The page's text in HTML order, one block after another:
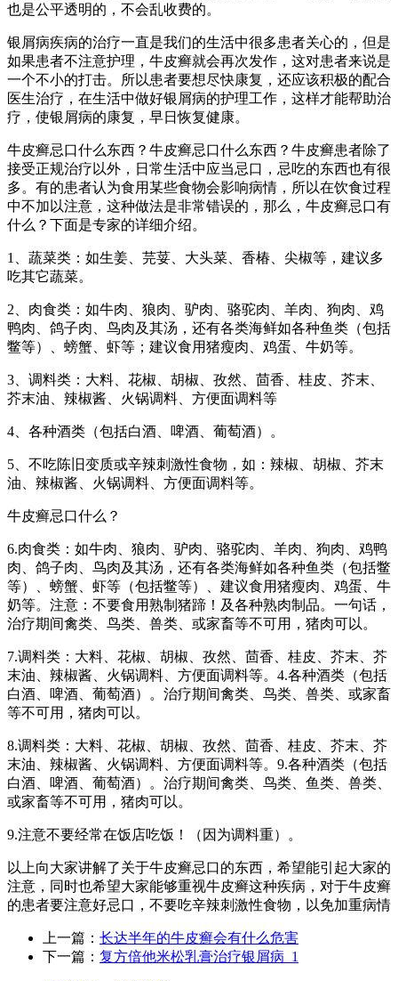
也是公平透明的，不会乱收费的。
银屑病疾病的治疗一直是我们的生活中很多患者关心的，但是
如果患者不注意护理，牛皮癣就会再次发作，这对患者来说是
一个不小的打击。所以患者要想尽快康复，还应该积极的配合
医生治疗，在生活中做好银屑病的护理工作，这样才能帮助治
疗，使银屑病的康复，早日恢复健康。
牛皮癣忌口什么东西？牛皮癣忌口什么东西？牛皮癣患者除了
接受正规治疗以外，日常生活中应当忌口，忌吃的东西也有很
多。有的患者认为食用某些食物会影响病情，所以在饮食过程
中不加以注意，这种做法是非常错误的，那么，牛皮癣忌口有
什么？下面是专家的详细介绍。
1、蔬菜类：如生姜、芫荽、大头菜、香椿、尖椒等，建议多
吃其它蔬菜。
2、肉食类：如牛肉、狼肉、驴肉、骆驼肉、羊肉、狗肉、鸡
鸭肉、鸽子肉、鸟肉及其汤，还有各类海鲜如各种鱼类（包括
鳖等）、螃蟹、虾等；建议食用猪瘦肉、鸡蛋、牛奶等。
3、调料类：大料、花椒、胡椒、孜然、茴香、桂皮、芥末、
芥末油、辣椒酱、火锅调料、方便面调料等
4、各种酒类（包括白酒、啤酒、葡萄酒）。
5、不吃陈旧变质或辛辣刺激性食物，如：辣椒、胡椒、芥末
油、辣椒酱、火锅调料、方便面调料等。
牛皮癣忌口什么？
6.肉食类：如牛肉、狼肉、驴肉、骆驼肉、羊肉、狗肉、鸡鸭
肉、鸽子肉、鸟肉及其汤，还有各类海鲜如各种鱼类（包括鳖
等）、螃蟹、虾等（包括鳖等）、建议食用猪瘦肉、鸡蛋、牛
奶等。注意：不要食用熟制猪蹄！及各种熟肉制品。一句话，
治疗期间禽类、鸟类、兽类、或家畜等不可用，猪肉可以。
7.调料类：大料、花椒、胡椒、孜然、茴香、桂皮、芥末、芥
末油、辣椒酱、火锅调料、方便面调料等。4.各种酒类（包括
白酒、啤酒、葡萄酒）。治疗期间禽类、鸟类、兽类、或家畜
等不可用，猪肉可以。
8.调料类：大料、花椒、胡椒、孜然、茴香、桂皮、芥末、芥
末油、辣椒酱、火锅调料、方便面调料等。9.各种酒类（包括
白酒、啤酒、葡萄酒）。治疗期间禽类、鸟类、鱼类、兽类、
或家畜等不可用，猪肉可以。
9.注意不要经常在饭店吃饭！（因为调料重）。
以上向大家讲解了关于牛皮癣忌口的东西，希望能引起大家的
注意，同时也希望大家能够重视牛皮癣这种疾病，对于牛皮癣
的患者要注意好忌口，不要吃辛辣刺激性食物，以免加重病情
上一篇： 长达半年的牛皮癣会有什么危害
下一篇： 复方倍他米松乳膏治疗银屑病_1